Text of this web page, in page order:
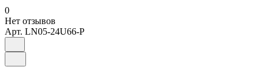
0
Нет отзывов
Арт. LN05-24U66-P